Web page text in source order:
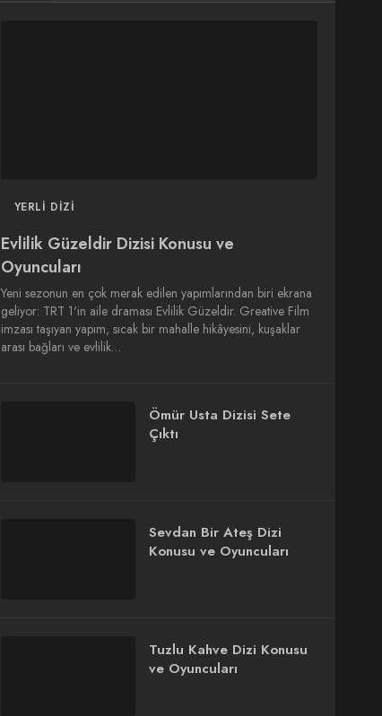
YERLI DIZI
Evlilik Güzeldir Dizisi Konusu ve
Oyuncuları
Yeni sezonun en çok merak edilen yapımlarından biri ekrana
geliyor: TRT 1'in aile draması Evlilik Güzeldir. Greative Film
imzası taşıyan yapım, sıcak bir mahalle hikâyesini, kuşaklar
arası bağları ve evlilik…
Ömür Usta Dizisi Sete
Çıktı
Sevdan Bir Ateş Dizi
Konusu ve Oyuncuları
Tuzlu Kahve Dizi Konusu
ve Oyuncuları